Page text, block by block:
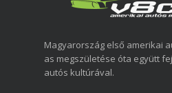
Magyarország első amerikai
as megszületése óta együtt
autós kultúrával.